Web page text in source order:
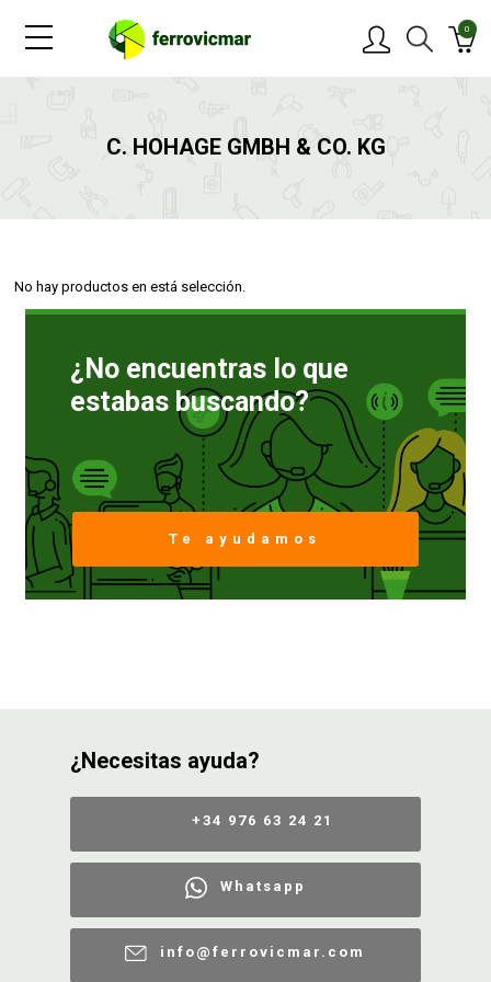
0
C. HOHAGE GMBH & CO. KG
No hay productos en está selección.
¿No encuentras lo que
estabas buscando?
Te ayudamos
¿Necesitas ayuda?
+34 976 63 24 21
Whatsapp
info@ferrovicmar.com
NOVEDADES
BLOG
CONTACTAR
FERROVICMAR
CATÁLOGOS
GUÍAS
DEVOLUCIONES
FORMAS DE PAGO